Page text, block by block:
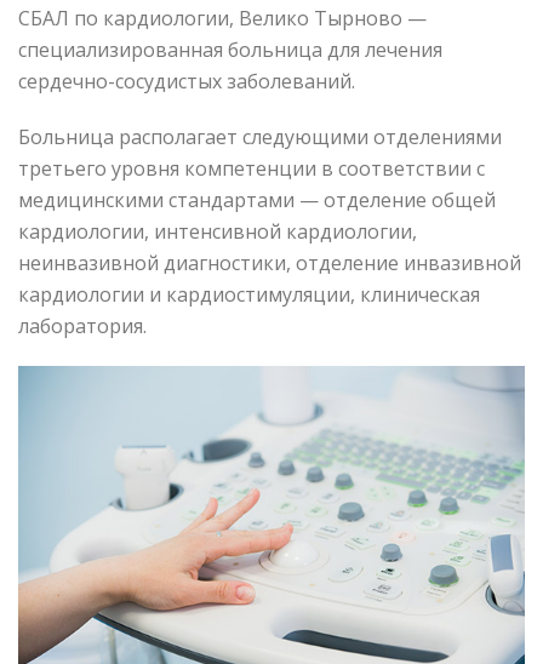
СБАЛ по кардиологии, Велико Тырново —
специализированная больница для лечения
сердечно-сосудистых заболеваний.
Больница располагает следующими отделениями
третьего уровня компетенции в соответствии с
медицинскими стандартами — отделение общей
кардиологии, интенсивной кардиологии,
неинвазивной диагностики, отделение инвазивной
кардиологии и кардиостимуляции, клиническая
лаборатория.